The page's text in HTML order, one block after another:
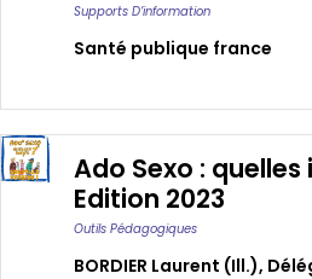
Supports D’information
Santé publique france
Ado Sexo : quelles
Edition 2023
Outils Pédagogiques
BORDIER Laurent (ill.),